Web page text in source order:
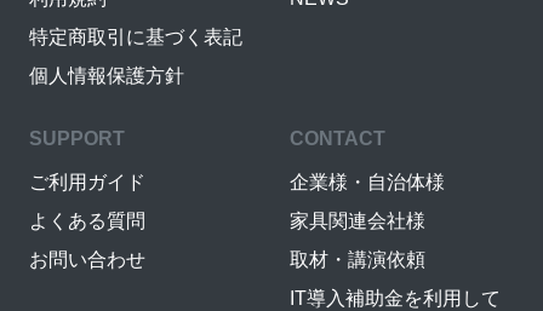
特定商取引に基づく表記
個人情報保護方針
SUPPORT
ご利用ガイド
よくある質問
お問い合わせ
CONTACT
企業様・自治体様
家具関連会社様
取材・講演依頼
IT導入補助金を利用して